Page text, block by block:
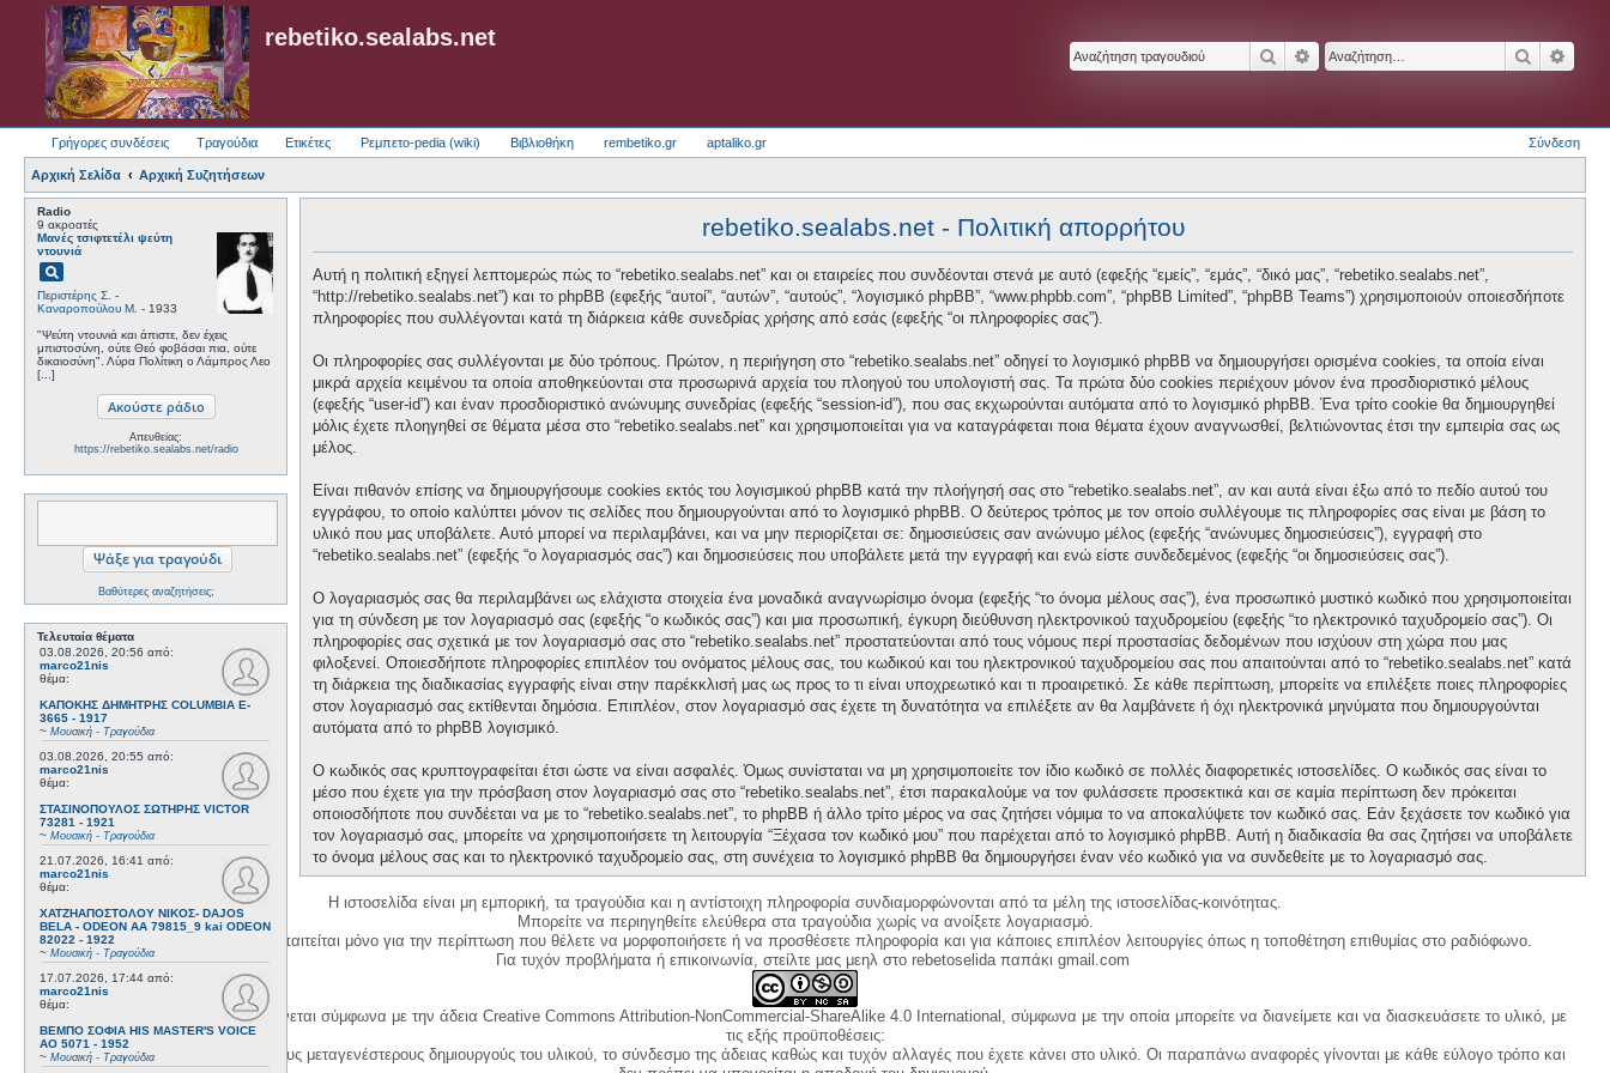
rebetiko.sealabs.net
ΑναζήτησηΕιδική αναζήτηση
Γρήγορες συνδέσεις Τραγούδια Ετικέτες Ρεμπετο-pedia (wiki) Βιβλιοθήκη rembetiko.gr aptaliko.gr Σύνδεση
Αρχική Σελίδα Αρχική Συζητήσεων
Radio
9 ακροατές
Μανές τσιφτετέλι ψεύτη
ντουνιά
pageview
Περιστέρης Σ. -
Καναροπούλου Μ. - 1933
"Ψεύτη ντουνιά και άπιστε, δεν έχεις
μπιστοσύνη, ούτε Θεό φοβάσαι πια, ούτε
δικαιοσύνη". Λύρα Πολίτικη ο Λάμπρος Λεο
[...]
Απευθείας:
https://rebetiko.sealabs.net/radio
Βαθύτερες αναζητήσεις;
Τελευταία θέματα
03.08.2026, 20:56 από:
marco21nis
θέμα:
ΚΑΠΟΚΗΣ ΔΗΜΗΤΡΗΣ COLUMBIA E-
3665 - 1917
~ Μουσική - Τραγούδια
03.08.2026, 20:55 από:
marco21nis
θέμα:
ΣΤΑΣΙΝΟΠΟΥΛΟΣ ΣΩΤΗΡΗΣ VICTOR
73281 - 1921
~ Μουσική - Τραγούδια
21.07.2026, 16:41 από:
marco21nis
θέμα:
ΧΑΤΖΗΑΠΟΣΤΟΛΟΥ ΝΙΚΟΣ- DAJOS
BELA - ODEON AA 79815_9 kai ODEON
82022 - 1922
~ Μουσική - Τραγούδια
17.07.2026, 17:44 από:
marco21nis
θέμα:
ΒΕΜΠΟ ΣΟΦΙΑ HIS MASTER'S VOICE
AO 5071 - 1952
~ Μουσική - Τραγούδια
rebetiko.sealabs.net - Πολιτική απορρήτου
Αυτή η πολιτική εξηγεί λεπτομερώς πώς το “rebetiko.sealabs.net” και οι εταιρείες που συνδέονται στενά με αυτό (εφεξής “εμείς”, “εμάς”, “δικό μας”, “rebetiko.sealabs.net”,
“http://rebetiko.sealabs.net”) και το phpBB (εφεξής “αυτοί”, “αυτών”, “αυτούς”, “λογισμικό phpBB”, “www.phpbb.com”, “phpBB Limited”, “phpBB Teams”) χρησιμοποιούν οποιεσδήποτε
πληροφορίες που συλλέγονται κατά τη διάρκεια κάθε συνεδρίας χρήσης από εσάς (εφεξής “οι πληροφορίες σας”).
Οι πληροφορίες σας συλλέγονται με δύο τρόπους. Πρώτον, η περιήγηση στο “rebetiko.sealabs.net” οδηγεί το λογισμικό phpBB να δημιουργήσει ορισμένα cookies, τα οποία είναι
μικρά αρχεία κειμένου τα οποία αποθηκεύονται στα προσωρινά αρχεία του πλοηγού του υπολογιστή σας. Τα πρώτα δύο cookies περιέχουν μόνον ένα προσδιοριστικό μέλους
(εφεξής “user-id”) και έναν προσδιοριστικό ανώνυμης συνεδρίας (εφεξής “session-id”), που σας εκχωρούνται αυτόματα από το λογισμικό phpBB. Ένα τρίτο cookie θα δημιουργηθεί
μόλις έχετε πλοηγηθεί σε θέματα μέσα στο “rebetiko.sealabs.net” και χρησιμοποιείται για να καταγράφεται ποια θέματα έχουν αναγνωσθεί, βελτιώνοντας έτσι την εμπειρία σας ως
μέλος.
Είναι πιθανόν επίσης να δημιουργήσουμε cookies εκτός του λογισμικού phpBB κατά την πλοήγησή σας στο “rebetiko.sealabs.net”, αν και αυτά είναι έξω από το πεδίο αυτού του
εγγράφου, το οποίο καλύπτει μόνον τις σελίδες που δημιουργούνται από το λογισμικό phpBB. Ο δεύτερος τρόπος με τον οποίο συλλέγουμε τις πληροφορίες σας είναι με βάση το
υλικό που μας υποβάλετε. Αυτό μπορεί να περιλαμβάνει, και να μην περιορίζεται σε: δημοσιεύσεις σαν ανώνυμο μέλος (εφεξής “ανώνυμες δημοσιεύσεις”), εγγραφή στο
“rebetiko.sealabs.net” (εφεξής “ο λογαριασμός σας”) και δημοσιεύσεις που υποβάλετε μετά την εγγραφή και ενώ είστε συνδεδεμένος (εφεξής “οι δημοσιεύσεις σας”).
Ο λογαριασμός σας θα περιλαμβάνει ως ελάχιστα στοιχεία ένα μοναδικά αναγνωρίσιμο όνομα (εφεξής “το όνομα μέλους σας”), ένα προσωπικό μυστικό κωδικό που χρησιμοποιείται
για τη σύνδεση με τον λογαριασμό σας (εφεξής “ο κωδικός σας”) και μια προσωπική, έγκυρη διεύθυνση ηλεκτρονικού ταχυδρομείου (εφεξής “το ηλεκτρονικό ταχυδρομείο σας”). Οι
πληροφορίες σας σχετικά με τον λογαριασμό σας στο “rebetiko.sealabs.net” προστατεύονται από τους νόμους περί προστασίας δεδομένων που ισχύουν στη χώρα που μας
φιλοξενεί. Οποιεσδήποτε πληροφορίες επιπλέον του ονόματος μέλους σας, του κωδικού και του ηλεκτρονικού ταχυδρομείου σας που απαιτούνται από το “rebetiko.sealabs.net” κατά
τη διάρκεια της διαδικασίας εγγραφής είναι στην παρέκκλισή μας ως προς το τι είναι υποχρεωτικό και τι προαιρετικό. Σε κάθε περίπτωση, μπορείτε να επιλέξετε ποιες πληροφορίες
στον λογαριασμό σας εκτίθενται δημόσια. Επιπλέον, στον λογαριασμό σας έχετε τη δυνατότητα να επιλέξετε αν θα λαμβάνετε ή όχι ηλεκτρονικά μηνύματα που δημιουργούνται
αυτόματα από το phpBB λογισμικό.
Ο κωδικός σας κρυπτογραφείται έτσι ώστε να είναι ασφαλές. Όμως συνίσταται να μη χρησιμοποιείτε τον ίδιο κωδικό σε πολλές διαφορετικές ιστοσελίδες. Ο κωδικός σας είναι το
μέσο που έχετε για την πρόσβαση στον λογαριασμό σας στο “rebetiko.sealabs.net”, έτσι παρακαλούμε να τον φυλάσσετε προσεκτικά και σε καμία περίπτωση δεν πρόκειται
οποιοσδήποτε που συνδέεται να με το “rebetiko.sealabs.net”, το phpBB ή άλλο τρίτο μέρος να σας ζητήσει νόμιμα το να αποκαλύψετε τον κωδικό σας. Εάν ξεχάσετε τον κωδικό για
τον λογαριασμό σας, μπορείτε να χρησιμοποιήσετε τη λειτουργία “Ξέχασα τον κωδικό μου” που παρέχεται από το λογισμικό phpBB. Αυτή η διαδικασία θα σας ζητήσει να υποβάλετε
το όνομα μέλους σας και το ηλεκτρονικό ταχυδρομείο σας, στη συνέχεια το λογισμικό phpBB θα δημιουργήσει έναν νέο κωδικό για να συνδεθείτε με το λογαριασμό σας.
Η ιστοσελίδα είναι μη εμπορική, τα τραγούδια και η αντίστοιχη πληροφορία συνδιαμορφώνονται από τα μέλη της ιστοσελίδας-κοινότητας.
Μπορείτε να περιηγηθείτε ελεύθερα στα τραγούδια χωρίς να ανοίξετε λογαριασμό.
Η δημιουργία λογαριασμού απαιτείται μόνο για την περίπτωση που θέλετε να μορφοποιήσετε ή να προσθέσετε πληροφορία και για κάποιες επιπλέον λειτουργίες όπως η τοποθέτηση επιθυμίας στο ραδιόφωνο.
Για τυχόν προβλήματα ή επικοινωνία, στείλτε μας μεηλ στο rebetoselida παπάκι gmail.com
Η χρήση του υλικού της σελίδας γίνεται σύμφωνα με την άδεια Creative Commons Attribution-NonCommercial-ShareAlike 4.0 International, σύμφωνα με την οποία μπορείτε να διανείμετε και να διασκευάσετε το υλικό, με
τις εξής προϋποθέσεις:
1. Να αναφέρετε τον αρχικό και τους μεταγενέστερους δημιουργούς του υλικού, το σύνδεσμο της άδειας καθώς και τυχόν αλλαγές που έχετε κάνει στο υλικό. Οι παραπάνω αναφορές γίνονται με κάθε εύλογο τρόπο και